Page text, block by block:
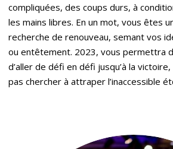
compliquées, des coups durs, à
les mains libres. En un mot, vous êtes
recherche de renouveau, semant vos
ou entêtement. 2023, vous permettra
d’aller de défi en défi jusqu’à la
pas chercher à attraper l’inaccessible